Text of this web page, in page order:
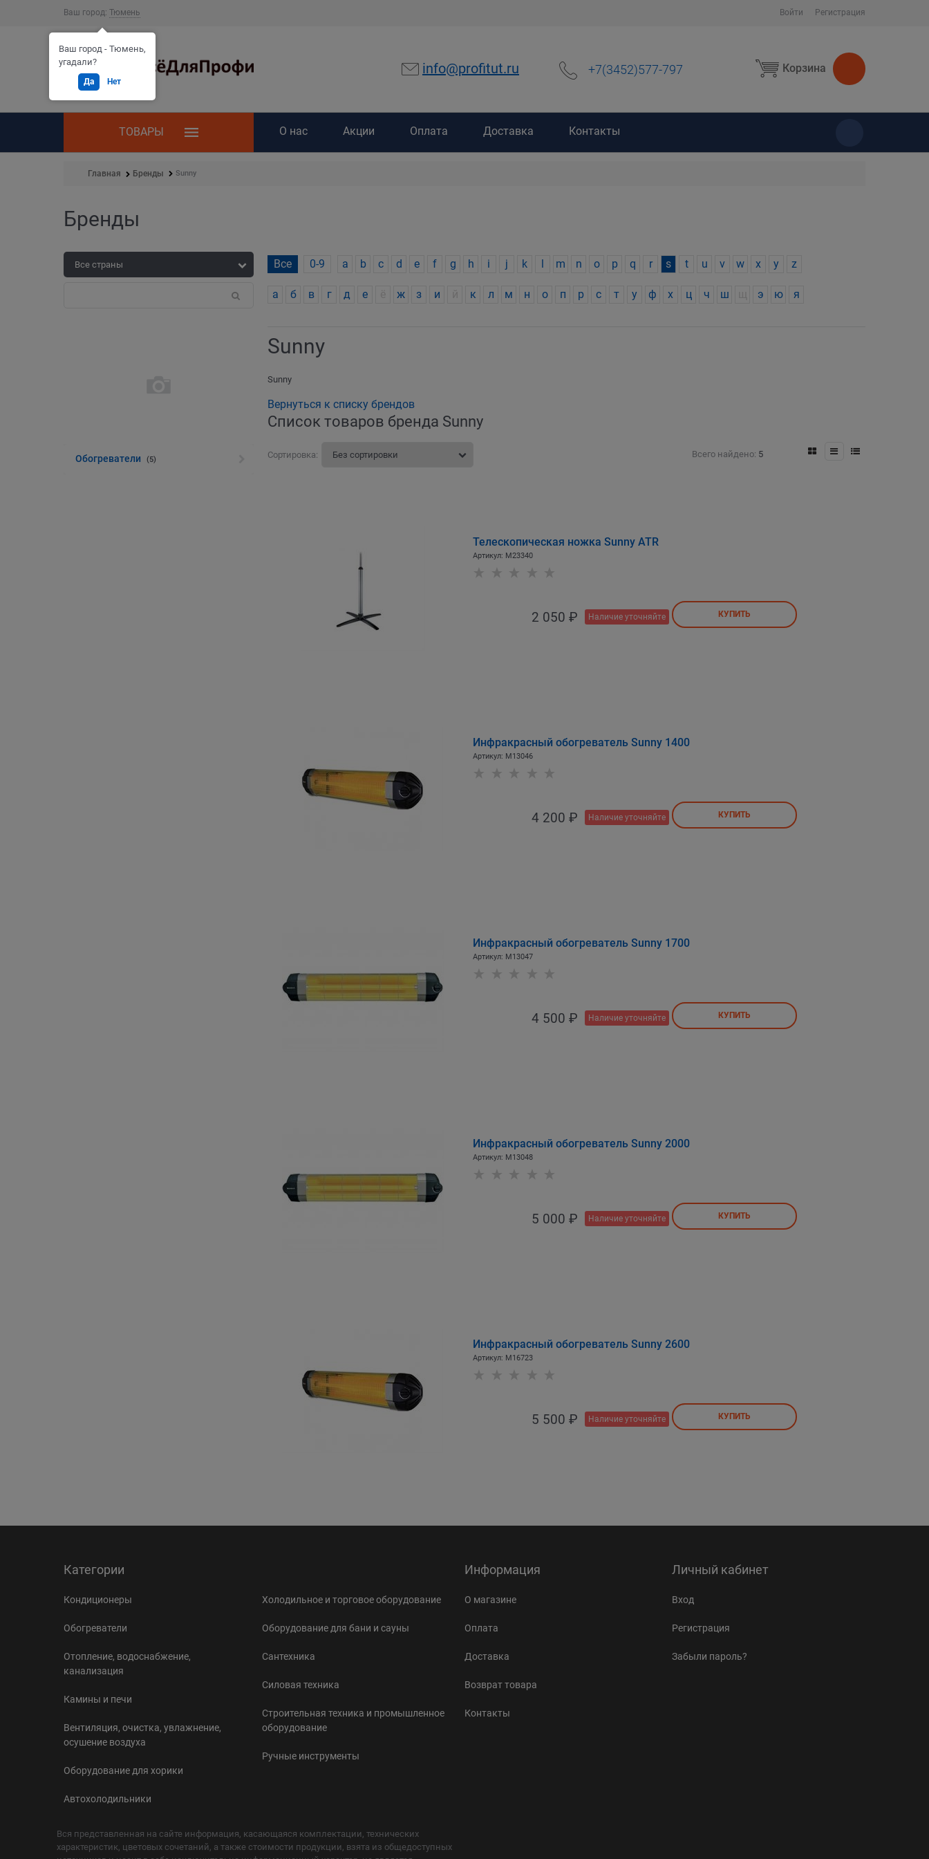
Ваш город: Тюмень Войти Регистрация
info@profitut.ru +7(3452)577-797 Корзина
ТОВАРЫ О нас Акции Оплата Доставка Контакты
Главная Бренды Sunny
Бренды
Все 0-9 a b c d e f g h i j k m n o p q r s t u v w x y z
а б в г д е ж з и к л м н о п р с т у ф х ц ч ш э ю я
Обогреватели (5)
Sunny
Sunny
Вернуться к списку брендов
Список товаров бренда Sunny
Сортировка: Всего найдено: 5
Телескопическая ножка Sunny ATR
Артикул: M23340
2 050 ₽ Наличие уточняйте КУПИТЬ
Инфракрасный обогреватель Sunny 1400
Артикул: M13046
4 200 ₽ Наличие уточняйте КУПИТЬ
Инфракрасный обогреватель Sunny 1700
Артикул: M13047
4 500 ₽ Наличие уточняйте КУПИТЬ
Инфракрасный обогреватель Sunny 2000
Артикул: M13048
5 000 ₽ Наличие уточняйте КУПИТЬ
Инфракрасный обогреватель Sunny 2600
Артикул: M16723
5 500 ₽ Наличие уточняйте КУПИТЬ
Категории
Кондиционеры
Обогреватели
Отопление, водоснабжение,
канализация
Камины и печи
Вентиляция, очистка, увлажнение,
осушение воздуха
Оборудование для хорики
Автохолодильники
Холодильное и торговое оборудование
Оборудование для бани и сауны
Сантехника
Силовая техника
Строительная техника и промышленное
оборудование
Ручные инструменты
Информация
О магазине
Оплата
Доставка
Возврат товара
Контакты
Личный кабинет
Вход
Регистрация
Забыли пароль?
Вся представленная на сайте информация, касающаяся комплектации, технических
характеристик, цветовых сочетаний, а также стоимости продукции, взята из общедоступных
Ваш город - Тюмень,
угадали?
Да Нет